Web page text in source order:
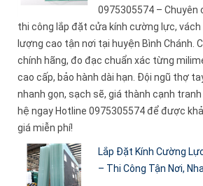
0975305574 – Chuyên
thi công lắp đặt cửa kính cường lực, vách
lượng cao tận nơi tại huyện Bình Chánh.
chính hãng, đo đạc chuẩn xác từng
cao cấp, bảo hành dài hạn. Đội ngũ thợ
nhanh gọn, sạch sẽ, giá thành cạnh
hệ ngay Hotline 0975305574 để được
giá miễn phí!
Lắp Đặt Kính Cường
– Thi Công Tận Nơi,